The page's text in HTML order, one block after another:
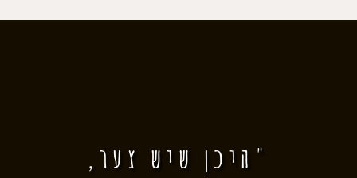
"היכן שיש צער,